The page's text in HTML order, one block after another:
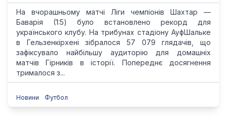
На вчорашньому матчі Ліги чемпіонів Шахтар —
Баварія (1:5) було встановлено рекорд для
українського клубу. На трибунах стадіону АуфШальке
в Гельзенкірхені зібралося 57 079 глядачів, що
зафіксувало найбільшу аудиторію для домашніх
матчів Гірників в історії. Попереднє досягнення
трималося з...
Новини Футбол